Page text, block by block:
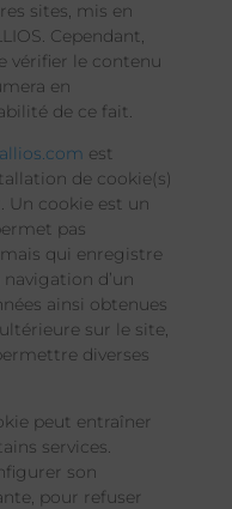
sites, mis en
Cependant,
vérifier le contenu
en
de ce fait.
est
de cookie(s)
Un cookie est un
pas
qui enregistre
d’un
ainsi obtenues
sur le site,
diverses
peut entraîner
services.
son
pour refuser